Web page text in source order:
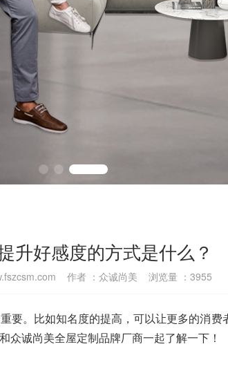
升好感度的方式是什么？
作者 ：众诚尚美 浏览量 ： 3955
要。比如知名度的提高，可以让更多的消费
众诚尚美全屋定制品牌厂商一起了解一下！